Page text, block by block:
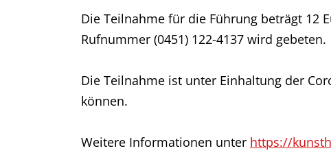
Die Teilnahme für die Führung beträgt 12
Rufnummer (0451) 122-4137 wird gebeten.
Die Teilnahme ist unter Einhaltung der
können.
Weitere Informationen unter https://